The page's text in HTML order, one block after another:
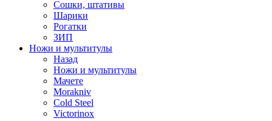
Сошки, штативы
Шарики
Рогатки
ЗИП
Ножи и мультитулы
Назад
Ножи и мультитулы
Мачете
Morakniv
Cold Steel
Victorinox